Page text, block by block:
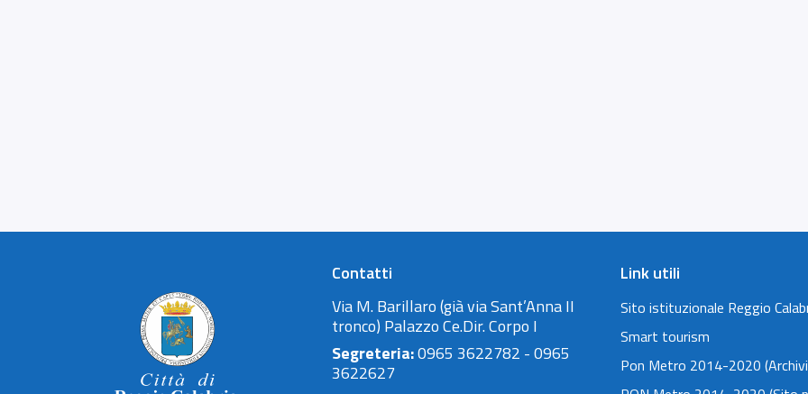
Contatti
Via M. Barillaro (già via Sant’Anna II
tronco) Palazzo Ce.Dir. Corpo I
Segreteria:0965 3622782 - 0965
3622627
Link utili
Sito istituzionale Reggio
Smart tourism
Pon Metro 2014-2020